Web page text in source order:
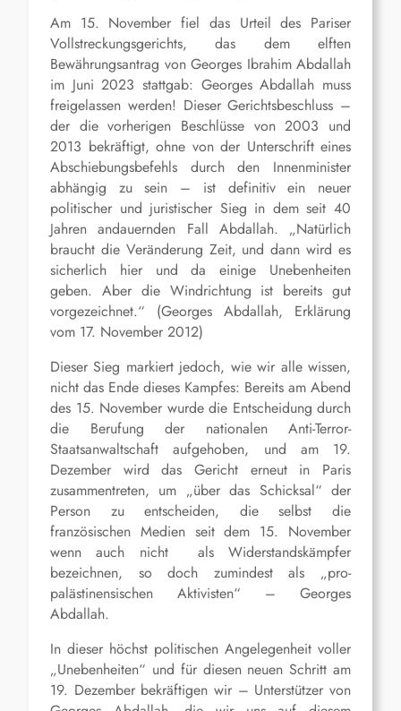
Am 15. November fiel das Urteil des Pariser
Vollstreckungsgerichts, das dem elften
Bewährungsantrag von Georges Ibrahim Abdallah
im Juni 2023 stattgab: Georges Abdallah muss
freigelassen werden! Dieser Gerichtsbeschluss –
der die vorherigen Beschlüsse von 2003 und
2013 bekräftigt, ohne von der Unterschrift eines
Abschiebungsbefehls durch den Innenminister
abhängig zu sein – ist definitiv ein neuer
politischer und juristischer Sieg in dem seit 40
Jahren andauernden Fall Abdallah. „Natürlich
braucht die Veränderung Zeit, und dann wird es
sicherlich hier und da einige Unebenheiten
geben. Aber die Windrichtung ist bereits gut
vorgezeichnet.“ (Georges Abdallah, Erklärung
vom 17. November 2012)
Dieser Sieg markiert jedoch, wie wir alle wissen,
nicht das Ende dieses Kampfes: Bereits am Abend
des 15. November wurde die Entscheidung durch
die Berufung der nationalen Anti-Terror-
Staatsanwaltschaft aufgehoben, und am 19.
Dezember wird das Gericht erneut in Paris
zusammentreten, um „über das Schicksal“ der
Person zu entscheiden, die selbst die
französischen Medien seit dem 15. November
wenn auch nicht als Widerstandskämpfer
bezeichnen, so doch zumindest als „pro-
palästinensischen Aktivisten“ – Georges
Abdallah.
In dieser höchst politischen Angelegenheit voller
„Unebenheiten“ und für diesen neuen Schritt am
19. Dezember bekräftigen wir – Unterstützer von